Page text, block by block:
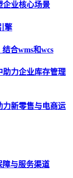
企业核心场景
擎
合wms和wcs
助力企业库存管理
力新零售与电商运
障与服务渠道